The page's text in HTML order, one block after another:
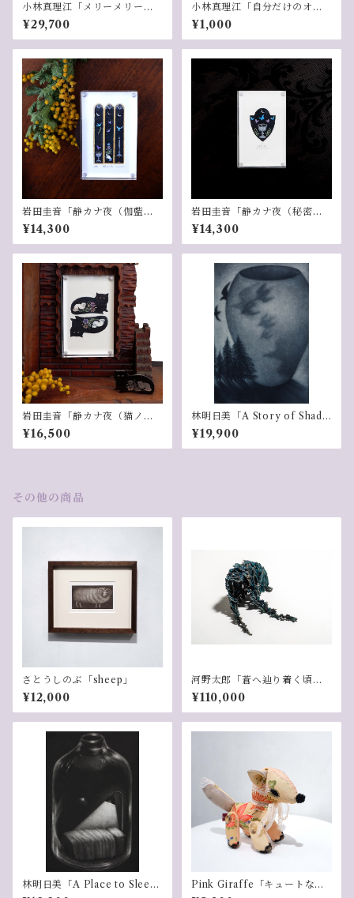
小林真理江「メリーメリーゴ
ーランド」
¥29,700
小林真理江「自分だけのオリ
ジナル！モザイクアクセサリ
ーワークショップWS」
¥1,000
岩田圭音「静カナ夜（伽藍ト
蝋燭）」
¥14,300
岩田圭音「静カナ夜（秘密ノ
夜・月ト蝶ト水面）」
¥14,300
岩田圭音「静カナ夜（猫ノ中
ノ猫）」
¥16,500
林明日美「A Story of Shado
ws」
¥19,900
その他の商品
さとうしのぶ「sheep」
¥12,000
河野太郎「蒼へ辿り着く頃に 2
6-2」
¥110,000
林明日美「A Place to Slee
Pink Giraffe「キュートなキ